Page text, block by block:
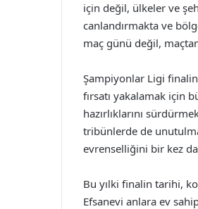
için değil, ülkeler ve
canlandırmakta ve
maç günü değil,
Şampiyonlar Ligi
fırsatı yakalamak için
hazırlıklarını
tribünlerde de
evrenselliğini bir kez
Bu yılki finalin tarihi,
Efsanevi anlara ev